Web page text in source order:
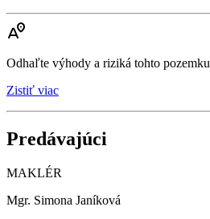
Odhaľte výhody a riziká tohto pozemku
Zistiť viac
Predávajúci
MAKLÉR
Mgr. Simona Janíková